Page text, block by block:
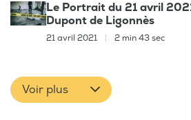
Le Portrait du 21 avril
Dupont de Ligonnès
21 avril 2021 2 min 43 sec
Voir plus